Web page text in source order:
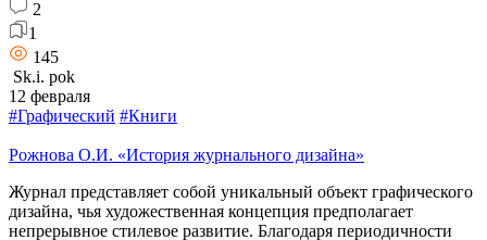
2
1
145
Sk.i. pok
12 февраля
#Графический #Книги
Рожнова О.И. «История журнального дизайна»
Журнал представляет собой уникальный объект графического
дизайна, чья художественная концепция предполагает
непрерывное стилевое развитие. Благодаря периодичности